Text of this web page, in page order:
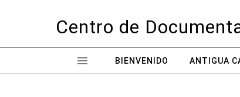
Centro de
BIENVENIDO ANTIGUA